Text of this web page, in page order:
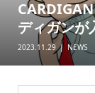
ディガンが
2023.11.29 NEWS